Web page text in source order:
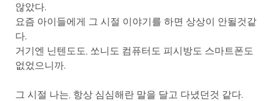
않았다.
요즘 아이들에게 그 시절 이야기를 하면 상상이 안될것같
다.
거기엔 닌텐도도, 쏘니도 컴퓨터도 피시방도 스마트폰도
없었으니까.
그 시절 나는, 항상 심심해란 말을 달고 다녔던것 같다.